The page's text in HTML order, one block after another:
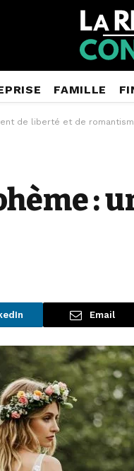
FAMILLE
de liberté et de
:
Email